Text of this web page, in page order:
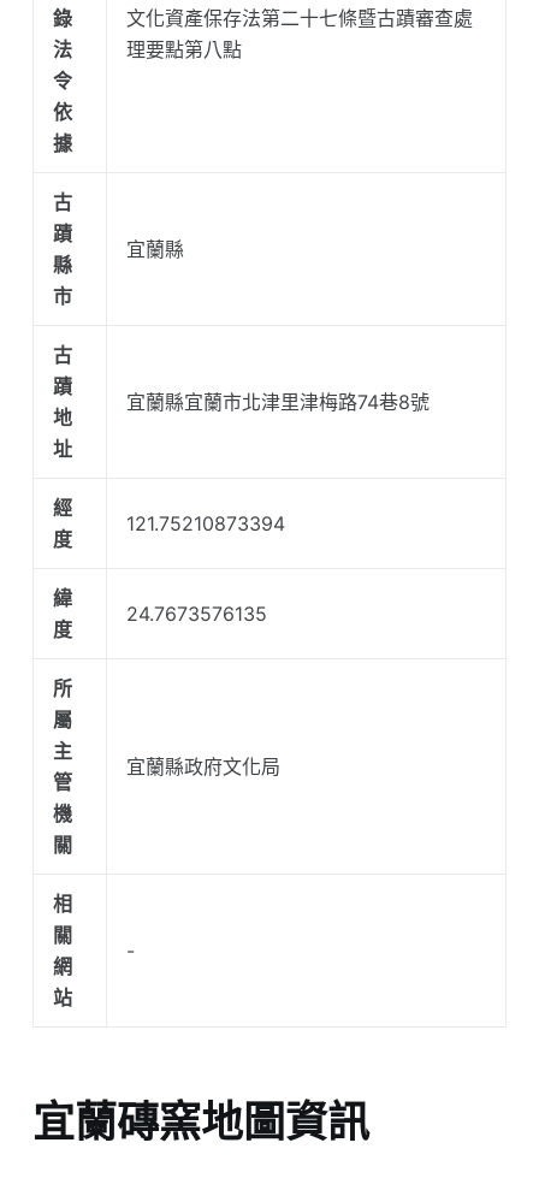
錄
法
令
依
據
文化資產保存法第二十七條暨古蹟審查處
理要點第八點
古
蹟
縣
市
宜蘭縣
古
蹟
地
址
宜蘭縣宜蘭市北津里津梅路74巷8號
經
度
121.75210873394
緯
度
24.7673576135
所
屬
主
管
機
關
宜蘭縣政府文化局
相
關
網
站
-
宜蘭磚窯地圖資訊